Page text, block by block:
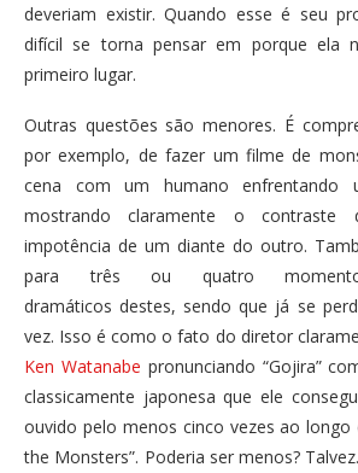
deveriam existir. Quando esse é seu
difícil se torna pensar em porque ela
primeiro lugar.
Outras questões são menores. É
por exemplo, de fazer um filme de
cena com um humano
mostrando claramente o
impotência de um diante do outro.
para três ou quatro
dramáticos destes, sendo que já se
vez. Isso é como o fato do diretor
Ken Watanabe pronunciando “Gojira”
classicamente japonesa que ele
ouvido pelo menos cinco vezes ao longo
the Monsters”. Poderia ser menos?